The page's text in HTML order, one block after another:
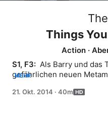
Things
Action ·
S1, F3: Als Barry und das
gefährlichen neuen
von Caitlins Verlobtem
MEHR
21. Okt. 2014 · 40m